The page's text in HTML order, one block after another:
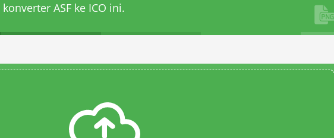
konverter ASF ke ICO ini.